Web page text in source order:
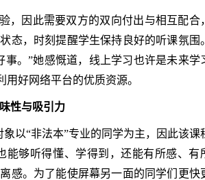
因此需要双方的双向付出与相互配合，
态，时刻提醒学生保持良好的听课氛围。
。”她感慨道，线上学习也许是未来学
好网络平台的优质资源。
性与吸引力
以“非法本”专业的同学为主，因此该课
能够听得懂、学得到，还能有所感、有
感。为了能使屏幕另一面的同学们更快